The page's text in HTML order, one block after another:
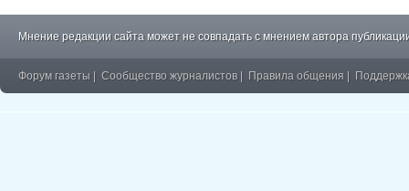
Мнение редакции сайта может не совпадать с мнением автора
Форум газеты Сообщество журналистов Правила общения
�